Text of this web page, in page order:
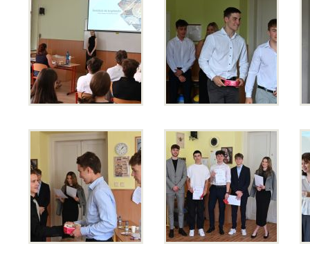
Lidé
Školská rada
Pedagogický sbor
Výchovná a kariérní poradkyně
Metodička prevence